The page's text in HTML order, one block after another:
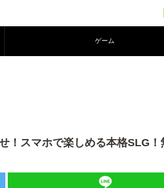
ゲーム
！スマホで楽しめる本格SLG